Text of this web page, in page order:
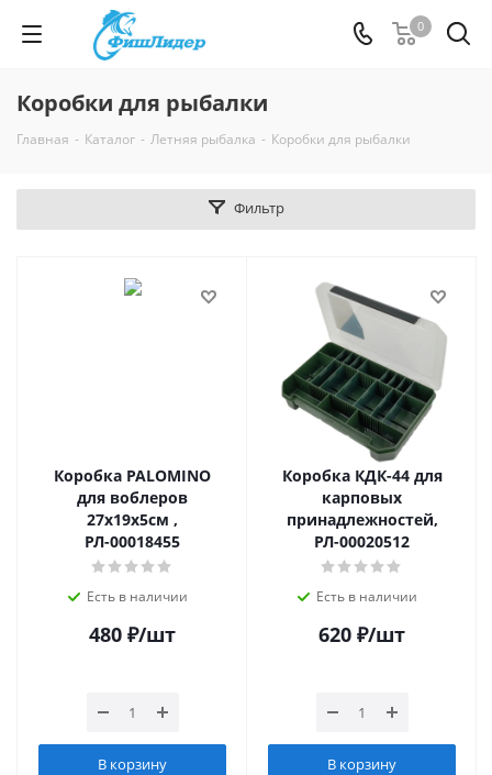
0
Коробки для рыбалки
Главная - Каталог - Летняя рыбалка - Коробки для рыбалки
Фильтр
Коробка PALOMINO
для воблеров
27х19х5см ,
РЛ-00018455
Есть в наличии
480 ₽/шт
В корзину
Коробка КДК-44 для
карповых
принадлежностей,
РЛ-00020512
Есть в наличии
620 ₽/шт
В корзину